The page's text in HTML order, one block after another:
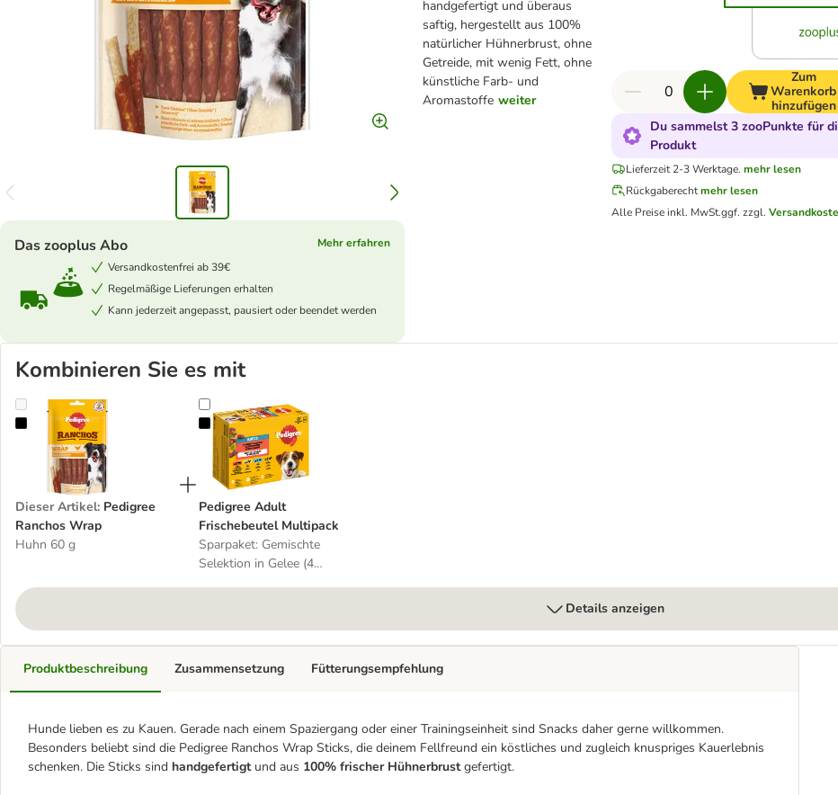
handgefertigt und überaus
saftig, hergestellt aus 100%
natürlicher Hühnerbrust, ohne
Getreide, mit wenig Fett, ohne
künstliche Farb- und
Aromastoffe weiter
Das zooplus Abo
Mehr erfahren
Versandkostenfrei ab 39€
Regelmäßige Lieferungen erhalten
Kann jederzeit angepasst, pausiert oder beendet werden
Zum
Warenkorb
hinzufügen
Du sammelst 3 zooPunkte für
Produkt
Lieferzeit 2-3 Werktage. mehr lesen
Rückgaberechtmehr lesen
Alle Preise inkl. MwSt.ggf. zzgl.
Kombinieren Sie es mit
Pedigree Ranchos Wrap
Dieser Artikel: Pedigree
Ranchos Wrap
Huhn 60 g
Pedigree Adult Frischebeutel Multipack
Pedigree Adult
Frischebeutel Multipack
Sparpaket: Gemischte
Selektion in Gelee (4
Details anzeigen
Produktbeschreibung
Hunde lieben es zu Kauen. Gerade nach einem Spaziergang oder einer Trainingseinheit sind Snacks daher gerne willkommen.
Besonders beliebt sind die Pedigree Ranchos Wrap Sticks, die deinem Fellfreund ein köstliches und zugleich knuspriges Kauerlebnis
schenken. Die Sticks sind handgefertigt und aus 100% frischer Hühnerbrustgefertigt.
Zusammensetzung Fütterungsempfehlung